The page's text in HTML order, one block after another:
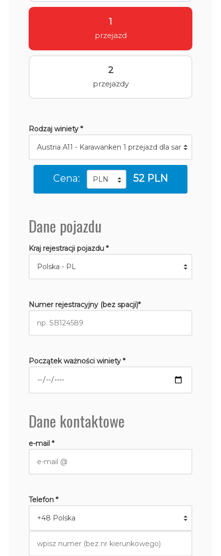
1
przejazd
2
przejazdy
Rodzaj winiety *
Cena: 52 PLN
Dane pojazdu
Kraj rejestracji pojazdu *
Numer rejestracyjny (bez spacji)*
Początek ważności winiety *
Dane kontaktowe
e-mail *
Telefon *